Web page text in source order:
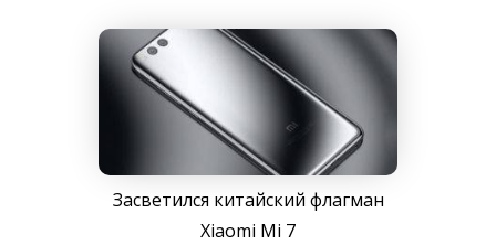
Засветился китайский флагман
Xiaomi Mi 7